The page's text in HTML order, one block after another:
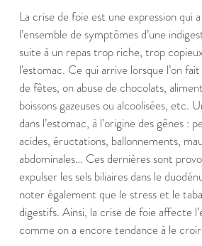
La crise de foie est une expression qui
l’ensemble de symptômes d’une
suite à un repas trop riche, trop
l'estomac. Ce qui arrive lorsque l’on
de fêtes, on abuse de chocolats,
boissons gazeuses ou alcoolisées,
dans l’estomac, à l’origine des gênes
acides, éructations, ballonnements,
abdominales… Ces dernières sont
expulser les sels biliaires dans le
noter également que le stress et le
digestifs. Ainsi, la crise de foie affecte
comme on a encore tendance à le